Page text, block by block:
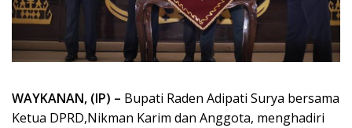
WAYKANAN, (IP) – Bupati Raden Adipati Surya bersama
Ketua DPRD,Nikman Karim dan Anggota, menghadiri